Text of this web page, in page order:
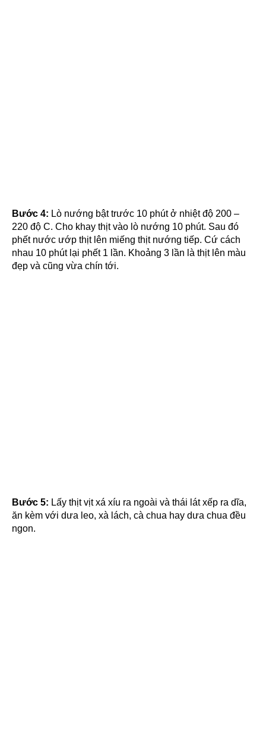
Bước 4: Lò nướng bật trước 10 phút ở nhiệt độ 200 –
220 độ C. Cho khay thịt vào lò nướng 10 phút. Sau đó
phết nước ướp thịt lên miếng thịt nướng tiếp. Cứ cách
nhau 10 phút lại phết 1 lần. Khoảng 3 lần là thịt lên màu
đẹp và cũng vừa chín tới.
Bước 5: Lấy thịt vịt xá xíu ra ngoài và thái lát xếp ra dĩa,
ăn kèm với dưa leo, xà lách, cà chua hay dưa chua đều
ngon.